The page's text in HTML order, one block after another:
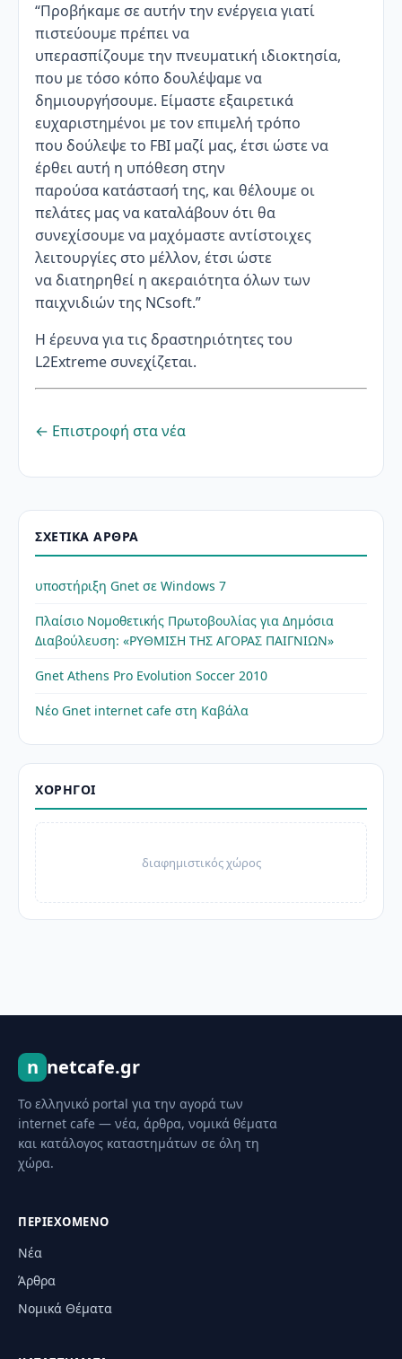
“Προβήκαμε σε αυτήν την ενέργεια γιατί
πιστεύουμε πρέπει να
υπερασπίζουμε την πνευματική ιδιοκτησία,
που με τόσο κόπο δουλέψαμε να
δημιουργήσουμε. Είμαστε εξαιρετικά
ευχαριστημένοι με τον επιμελή τρόπο
που δούλεψε το FBI μαζί μας, έτσι ώστε να
έρθει αυτή η υπόθεση στην
παρούσα κατάστασή της, και θέλουμε οι
πελάτες μας να καταλάβουν ότι θα
συνεχίσουμε να μαχόμαστε αντίστοιχες
λειτουργίες στο μέλλον, έτσι ώστε
να διατηρηθεί η ακεραιότητα όλων των
παιχνιδιών της NCsoft.”
Η έρευνα για τις δραστηριότητες του
L2Extreme συνεχίζεται.
← Επιστροφή στα νέα
ΣΧΕΤΙΚΆ ΆΡΘΡΑ
υποστήριξη Gnet σε Windows 7
Πλαίσιο Νομοθετικής Πρωτοβουλίας για Δημόσια
Διαβούλευση: «ΡΥΘΜΙΣΗ ΤΗΣ ΑΓΟΡΑΣ ΠΑΙΓΝΙΩΝ»
Gnet Athens Pro Evolution Soccer 2010
Νέο Gnet internet cafe στη Καβάλα
ΧΟΡΗΓΟΊ
διαφημιστικός χώρος
n netcafe.gr
Το ελληνικό portal για την αγορά των
internet cafe — νέα, άρθρα, νομικά θέματα
και κατάλογος καταστημάτων σε όλη τη
χώρα.
ΠΕΡΙΕΧΌΜΕΝΟ
Νέα
Άρθρα
Νομικά Θέματα